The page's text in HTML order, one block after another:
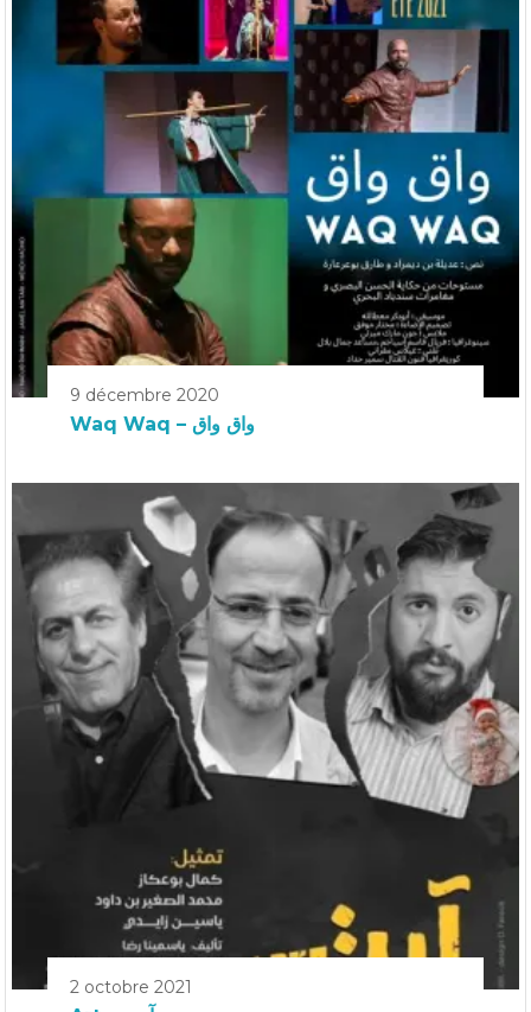
9 décembre 2020
Waq Waq – واق واق
2 octobre 2021